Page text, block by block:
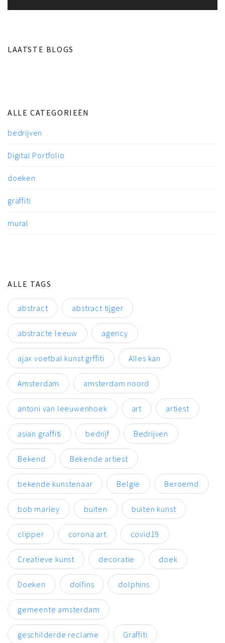
LAATSTE BLOGS
ALLE CATEGORIEËN
bedrijven
Digital Portfolio
doeken
graffiti
mural
ALLE TAGS
abstract abstract tijger
abstracte leeuw agency
ajax voetbal kunst grffiti Alles kan
Amsterdam amsterdam noord
antoni van leeuwenhoek art artiest
asian graffiti bedrijf Bedrijven
Bekend Bekende artiest
bekende kunstenaar België Beroemd
bob marley buiten buiten kunst
clipper corona art covid19
Creatieve kunst decoratie doek
Doeken dolfins dolphins
gemeente amsterdam
geschilderde reclame Graffiti